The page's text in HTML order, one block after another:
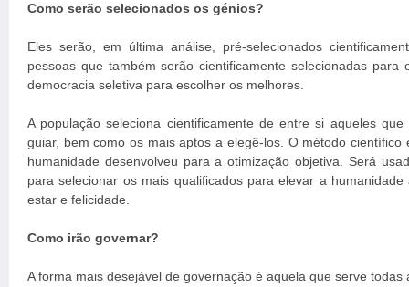
Como serão selecionados os génios?
Eles serão, em última análise, pré-selecionados
pessoas que também serão cientificamente selecionadas
democracia seletiva para escolher os melhores.
A população seleciona cientificamente de entre si aqueles
guiar, bem como os mais aptos a elegê-los. O método
humanidade desenvolveu para a otimização objetiva. Será
para selecionar os mais qualificados para elevar a
estar e felicidade.
Como irão governar?
A forma mais desejável de governação é aquela que serve